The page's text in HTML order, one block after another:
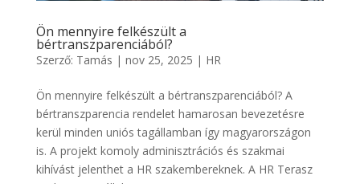
Ön mennyire felkészült a
bértranszparenciából?
Szerző: Tamás | nov 25, 2025 | HR
Ön mennyire felkészült a bértranszparenciából? A
bértranszparencia rendelet hamarosan bevezetésre
kerül minden uniós tagállamban így magyarországon
is. A projekt komoly adminisztrációs és szakmai
kihívást jelenthet a HR szakembereknek. A HR Terasz